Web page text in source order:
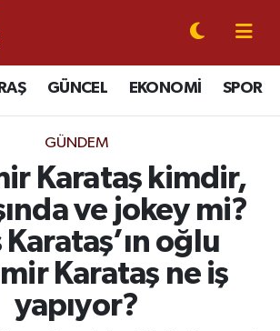
GÜNCEL EKONOMİ SPOR
GÜNDEM
Karataş kimdir,
ve jokey mi?
Karataş’ın oğlu
Karataş ne iş
yapıyor?
Nöbetçi Eczaneler
Hava Durumu
Namaz Vakitleri
Trafik Yoğunluk Haritası
Durumu ve Fikstür